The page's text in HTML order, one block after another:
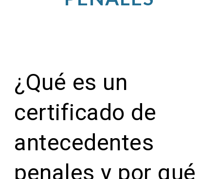
¿Qué es un
certificado de
antecedentes
penales y por qué